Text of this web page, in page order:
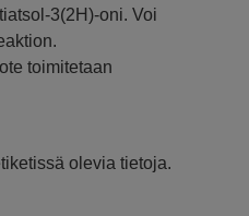
3(2H)-oni. Voi
toimitetaan
olevia tietoja.